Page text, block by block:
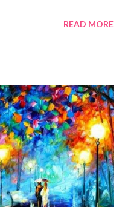
dan bahan sangat
Berikut peralatan
Kegiatan menggambar
pembuatan gambar lebih
baik salah satu syaratnya
menggambar merupakan
adalah bahan yang paling
menggambar
READ MORE